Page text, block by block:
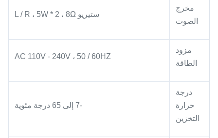
مخرج
الصوت
ستيريو L / R ، 5W * 2 ، 8Ω
مزود
الطاقة
AC 110V - 240V ، 50 / 60HZ
درجة
حرارة
التخزين
-7 إلى 65 درجة مئوية